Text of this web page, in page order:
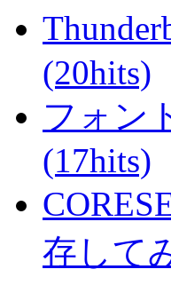
(20hits)
フォン
(17hits)
存して